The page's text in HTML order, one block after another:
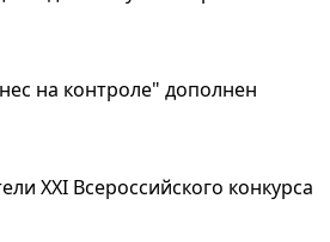
на контроле" дополнен
XXI Всероссийского конкурса